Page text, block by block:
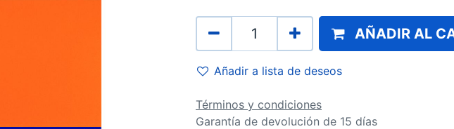
AÑADIR AL
Añadir a lista de deseos
Términos y condiciones
Garantía de devolución de 15 días